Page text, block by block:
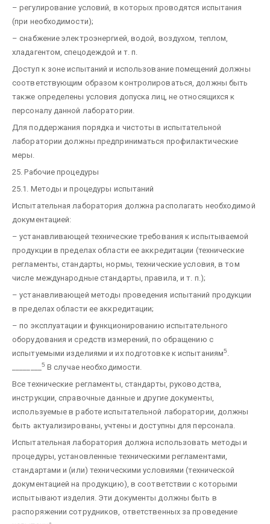
– регулирование условий, в которых проводятся испытания
(при необходимости);
– снабжение электроэнергией, водой, воздухом, теплом,
хладагентом, спецодеждой и т. п.
Доступ к зоне испытаний и использование помещений должны
соответствующим образом контролироваться, должны быть
также определены условия допуска лиц, не относящихся к
персоналу данной лаборатории.
Для поддержания порядка и чистоты в испытательной
лаборатории должны предприниматься профилактические
меры.
25. Рабочие процедуры
25.1. Методы и процедуры испытаний
Испытательная лаборатория должна располагать необходимой
документацией:
– устанавливающей технические требования к испытываемой
продукции в пределах области ее аккредитации (технические
регламенты, стандарты, нормы, технические условия, в том
числе международные стандарты, правила, и т. п.);
– устанавливающей методы проведения испытаний продукции
в пределах области ее аккредитации;
– по эксплуатации и функционированию испытательного
оборудования и средств измерений, по обращению с
испытуемыми изделиями и их подготовке к испытаниям5
5 В случае необходимости.
Все технические регламенты, стандарты, руководства,
инструкции, справочные данные и другие документы,
используемые в работе испытательной лаборатории, должны
быть актуализированы, учтены и доступны для персонала.
Испытательная лаборатория должна использовать методы и
процедуры, установленные техническими регламентами,
стандартами и (или) техническими условиями (технической
документацией на продукцию), в соответствии с которыми
испытывают изделия. Эти документы должны быть в
распоряжении сотрудников, ответственных за проведение